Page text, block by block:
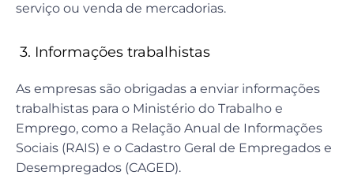
serviço ou venda de mercadorias.
3. Informações trabalhistas
As empresas são obrigadas a enviar informações
trabalhistas para o Ministério do Trabalho e
Emprego, como a Relação Anual de Informações
Sociais (RAIS) e o Cadastro Geral de Empregados e
Desempregados (CAGED).